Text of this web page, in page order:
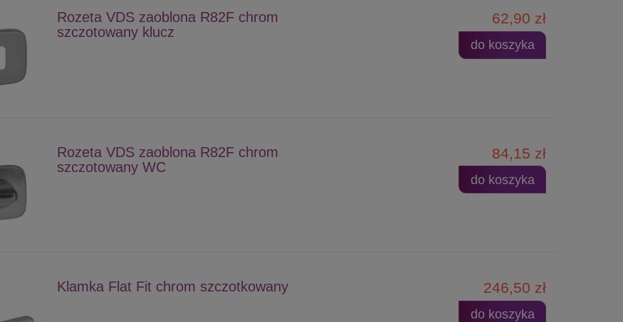
Rozeta VDS zaoblona R82F chrom
szczotowany klucz
62,90 zł
do koszyka
Rozeta VDS zaoblona R82F chrom
szczotowany WC
84,15 zł
do koszyka
Klamka Flat Fit chrom szczotkowany 246,50 zł
do koszyka